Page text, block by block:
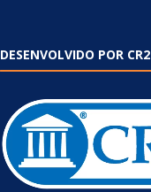
DESENVOLVIDO POR CR2